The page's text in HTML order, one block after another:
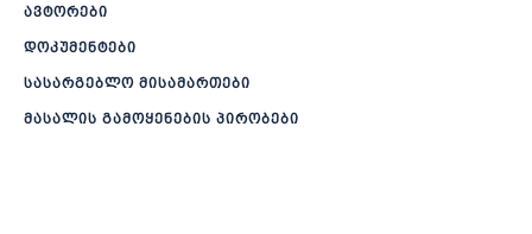
ავტორები
დოკუმენტები
სასარგებლო მისამართები
მასალის გამოყენების პირობები